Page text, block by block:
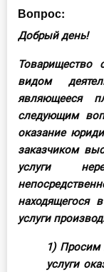
Вебинары
Участник
Практика ИП
Кадры.
Учет по
Интернет-
Вопрос:
Добрый день!
Товарищество
видом
являющееся
следующим
оказание
заказчиком
услуги
услуги
1) Просим
услуги